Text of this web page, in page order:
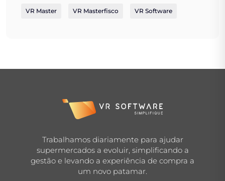
VR Master VR Masterfisco VR Software
Trabalhamos diariamente para ajudar
supermercados a evoluir, simplificando a
gestão e levando a experiência de compra a
um novo patamar.